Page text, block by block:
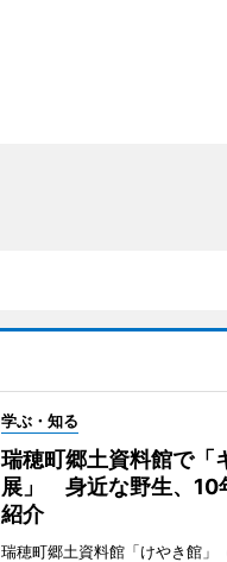
学ぶ・知る
瑞穂町郷土資料館で「
展」 身近な野生、10
紹介
瑞穂町郷土資料館「けやき館」